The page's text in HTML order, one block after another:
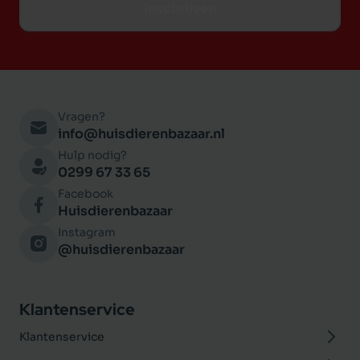
Vragen?
info@huisdierenbazaar.nl
Hulp nodig?
0299 67 33 65
Facebook
Huisdierenbazaar
Instagram
@huisdierenbazaar
Klantenservice
Klantenservice